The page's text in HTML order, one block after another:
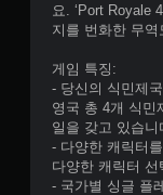
요. ‘Port Royale
지를 번화한 무
게임 특징:
- 당신의 식민제
영국 총 4개 식민
일을 갖고 있습니
- 다양한 캐릭터
다양한 캐릭터
- 국가별 싱글 플